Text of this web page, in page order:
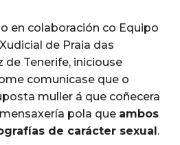
en colaboración co Equipo
de Praia das
de Tenerife, iniciouse
comunicase que o
muller á que coñecera
pola que ambos
de carácter sexual.